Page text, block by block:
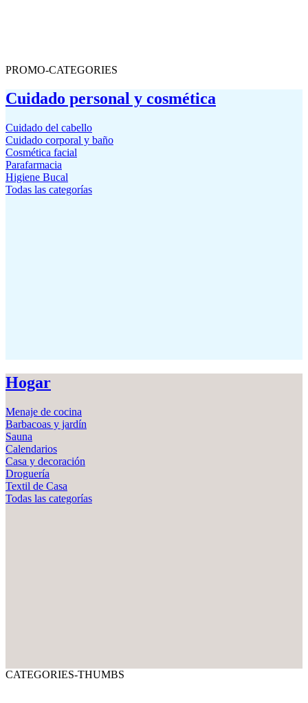
PROMO-CATEGORIES
Cuidado personal y cosmética
Cuidado del cabello
Cuidado corporal y baño
Cosmética facial
Parafarmacia
Higiene Bucal
Todas las categorías
Hogar
Menaje de cocina
Barbacoas y jardín
Sauna
Calendarios
Casa y decoración
Droguería
Textil de Casa
Todas las categorías
CATEGORIES-THUMBS